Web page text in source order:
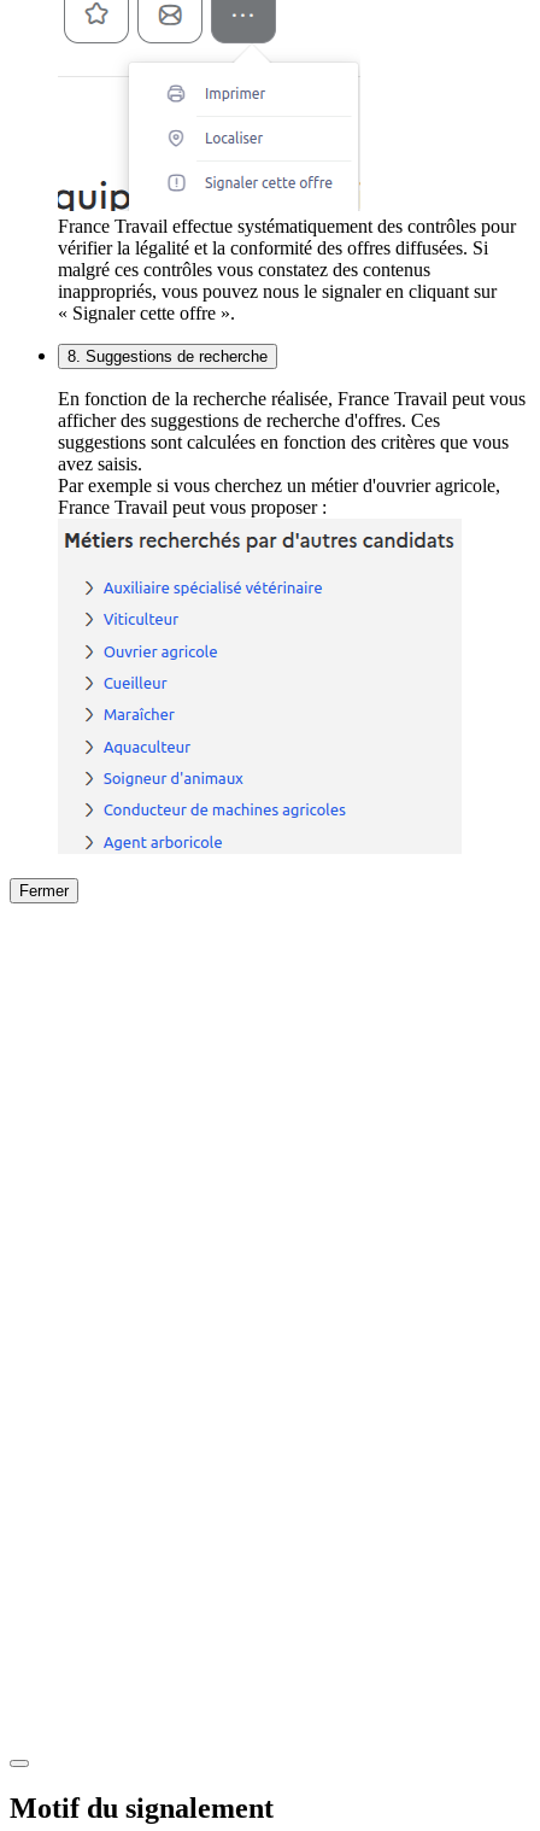
France Travail effectue systématiquement des contrôles pour
vérifier la légalité et la conformité des offres diffusées. Si
malgré ces contrôles vous constatez des contenus
inappropriés, vous pouvez nous le signaler en cliquant sur
« Signaler cette offre ».
8. Suggestions de recherche
En fonction de la recherche réalisée, France Travail peut vous
afficher des suggestions de recherche d'offres. Ces
suggestions sont calculées en fonction des critères que vous
avez saisis.
Par exemple si vous cherchez un métier d'ouvrier agricole,
France Travail peut vous proposer :
Fermer
Motif du signalement